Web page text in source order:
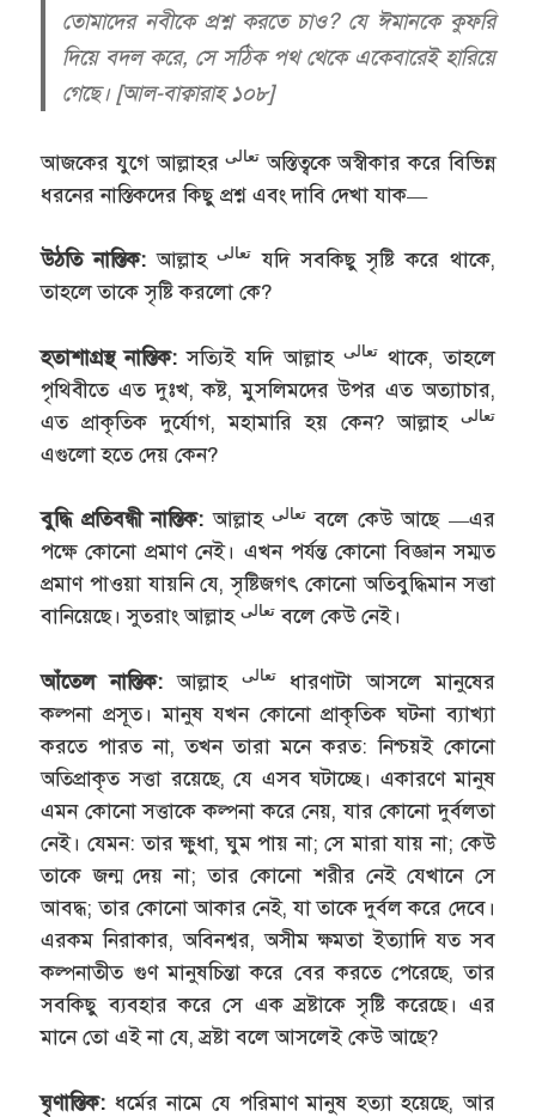
তোমাদের নবীকে প্রশ্ন করতে চাও? যে ঈমানকে কুফরি
দিয়ে বদল করে, সে সঠিক পথ থেকে একেবারেই হারিয়ে
গেছে। [আল-বাক্বারাহ ১০৮]
আজকের যুগে আল্লাহরتعالى অস্তিত্বকে অস্বীকার করে বিভিন্ন
ধরনের নাস্তিকদের কিছু প্রশ্ন এবং দাবি দেখা যাক—
উঠতি নাস্তিক: আল্লাহتعالى যদি সবকিছু সৃষ্টি করে থাকে,
তাহলে তাকে সৃষ্টি করলো কে?
হতাশাগ্রস্থ নাস্তিক:সত্যিই যদি আল্লাহ تعالىথাকে, তাহলে
পৃথিবীতে এত দুঃখ, কষ্ট, মুসলিমদের উপর এত অত্যাচার,
এত প্রাকৃতিক দুর্যোগ, মহামারি হয় কেন? আল্লাহ
تعالى
এগুলো হতে দেয় কেন?
বুদ্ধি প্রতিবন্ধী নাস্তিক: আল্লাহتعالى বলে কেউ আছে —এর
পক্ষে কোনো প্রমাণ নেই। এখন পর্যন্ত কোনো বিজ্ঞান সম্মত
প্রমাণ পাওয়া যায়নি যে, সৃষ্টিজগৎ কোনো অতিবুদ্ধিমান সত্তা
বানিয়েছে। সুতরাং আল্লাহتعالى বলে কেউ নেই।
আঁতেল নাস্তিক: আল্লাহ تعالىধারণাটা আসলে মানুষের
কল্পনা প্রসূত। মানুষ যখন কোনো প্রাকৃতিক ঘটনা ব্যাখ্যা
করতে পারত না, তখন তারা মনে করত: নিশ্চয়ই কোনো
অতিপ্রাকৃত সত্তা রয়েছে, যে এসব ঘটাচ্ছে। একারণে মানুষ
এমন কোনো সত্তাকে কল্পনা করে নেয়, যার কোনো দুর্বলতা
নেই। যেমন: তার ক্ষুধা, ঘুম পায় না; সে মারা যায় না; কেউ
তাকে জন্ম দেয় না; তার কোনো শরীর নেই যেখানে সে
আবদ্ধ; তার কোনো আকার নেই, যা তাকে দুর্বল করে দেবে।
এরকম নিরাকার, অবিনশ্বর, অসীম ক্ষমতা ইত্যাদি যত সব
কল্পনাতীত গুণ মানুষচিন্তা করে বের করতে পেরেছে, তার
সবকিছু ব্যবহার করে সে এক স্রষ্টাকে সৃষ্টি করেছে। এর
মানে তো এই না যে, স্রষ্টা বলে আসলেই কেউ আছে?
ঘৃণাস্তিক: ধর্মের নামে যে পরিমাণ মানুষ হত্যা হয়েছে, আর